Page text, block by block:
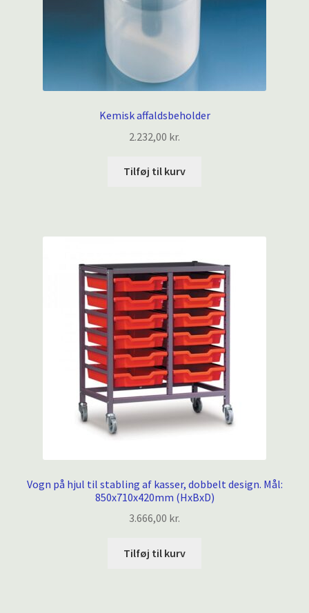
Kemisk affaldsbeholder
2.232,00 kr.
Tilføj til kurv
Vogn på hjul til stabling af kasser, dobbelt design. Mål:
850x710x420mm (HxBxD)
3.666,00 kr.
Tilføj til kurv